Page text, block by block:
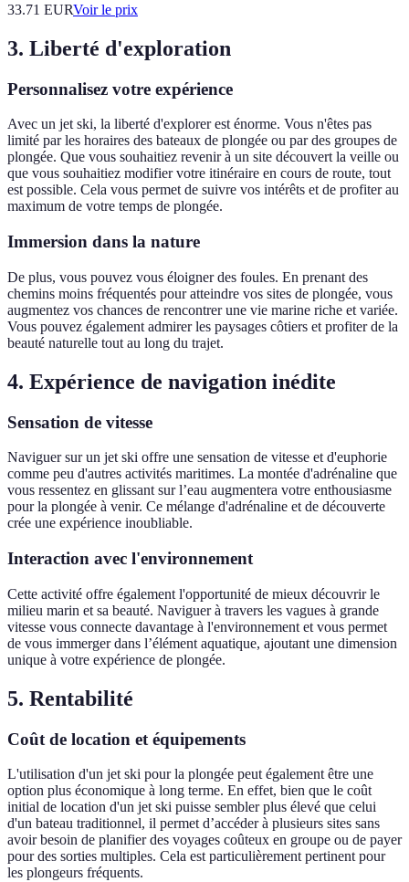
33.71 EURVoir le prix
3. Liberté d'exploration
Personnalisez votre expérience
Avec un jet ski, la liberté d'explorer est énorme. Vous n'êtes pas
limité par les horaires des bateaux de plongée ou par des groupes de
plongée. Que vous souhaitiez revenir à un site découvert la veille ou
que vous souhaitiez modifier votre itinéraire en cours de route, tout
est possible. Cela vous permet de suivre vos intérêts et de profiter au
maximum de votre temps de plongée.
Immersion dans la nature
De plus, vous pouvez vous éloigner des foules. En prenant des
chemins moins fréquentés pour atteindre vos sites de plongée, vous
augmentez vos chances de rencontrer une vie marine riche et variée.
Vous pouvez également admirer les paysages côtiers et profiter de la
beauté naturelle tout au long du trajet.
4. Expérience de navigation inédite
Sensation de vitesse
Naviguer sur un jet ski offre une sensation de vitesse et d'euphorie
comme peu d'autres activités maritimes. La montée d'adrénaline que
vous ressentez en glissant sur l’eau augmentera votre enthousiasme
pour la plongée à venir. Ce mélange d'adrénaline et de découverte
crée une expérience inoubliable.
Interaction avec l'environnement
Cette activité offre également l'opportunité de mieux découvrir le
milieu marin et sa beauté. Naviguer à travers les vagues à grande
vitesse vous connecte davantage à l'environnement et vous permet
de vous immerger dans l’élément aquatique, ajoutant une dimension
unique à votre expérience de plongée.
5. Rentabilité
Coût de location et équipements
L'utilisation d'un jet ski pour la plongée peut également être une
option plus économique à long terme. En effet, bien que le coût
initial de location d'un jet ski puisse sembler plus élevé que celui
d'un bateau traditionnel, il permet d’accéder à plusieurs sites sans
avoir besoin de planifier des voyages coûteux en groupe ou de payer
pour des sorties multiples. Cela est particulièrement pertinent pour
les plongeurs fréquents.